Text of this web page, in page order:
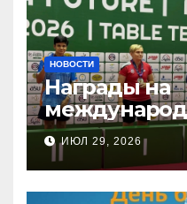
НОВОСТИ
Награды на
ИЮЛ 29, 2026